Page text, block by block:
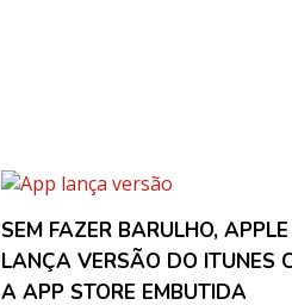
SEM FAZER BARULHO, APPLE
LANÇA VERSÃO DO ITUNES
A APP STORE EMBUTIDA